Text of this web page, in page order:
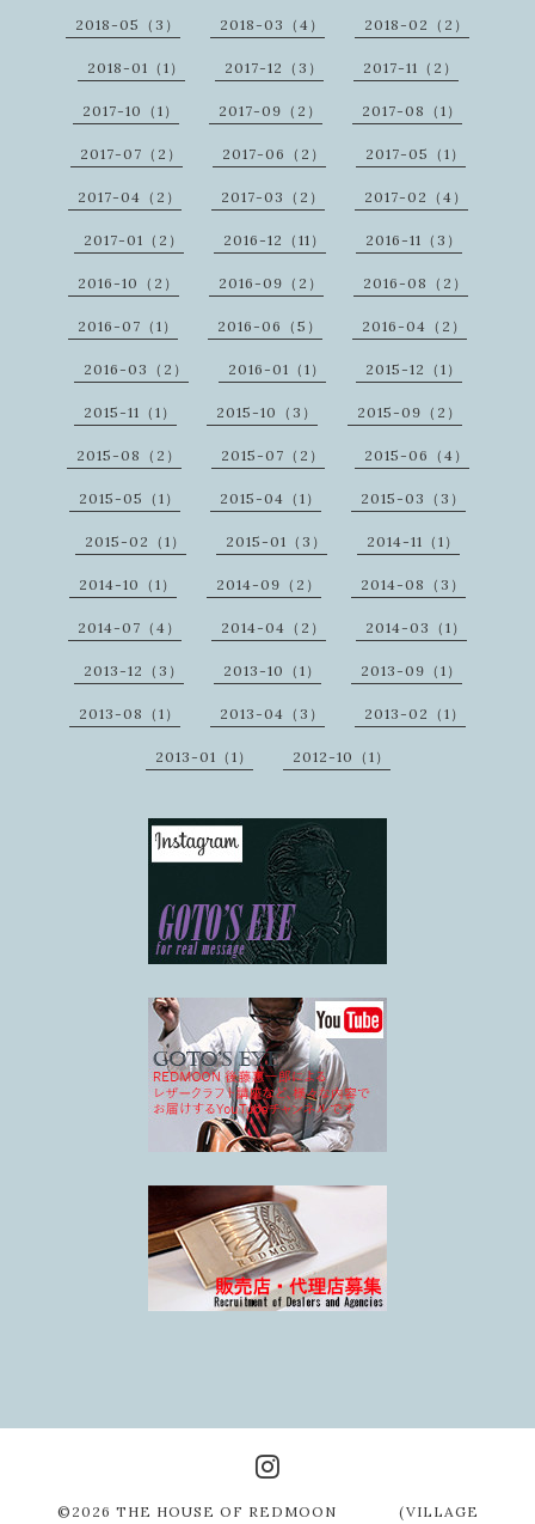
2018-05（3） 2018-03（4） 2018-02（2）
2018-01（1） 2017-12（3） 2017-11（2）
2017-10（1） 2017-09（2） 2017-08（1）
2017-07（2） 2017-06（2） 2017-05（1）
2017-04（2） 2017-03（2） 2017-02（4）
2017-01（2） 2016-12（11） 2016-11（3）
2016-10（2） 2016-09（2） 2016-08（2）
2016-07（1） 2016-06（5） 2016-04（2）
2016-03（2） 2016-01（1） 2015-12（1）
2015-11（1） 2015-10（3） 2015-09（2）
2015-08（2） 2015-07（2） 2015-06（4）
2015-05（1） 2015-04（1） 2015-03（3）
2015-02（1） 2015-01（3） 2014-11（1）
2014-10（1） 2014-09（2） 2014-08（3）
2014-07（4） 2014-04（2） 2014-03（1）
2013-12（3） 2013-10（1） 2013-09（1）
2013-08（1） 2013-04（3） 2013-02（1）
2013-01（1） 2012-10（1）
©2026 THE HOUSE OF REDMOON (VILLAGE